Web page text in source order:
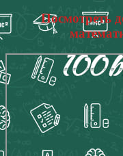
Посмотреть